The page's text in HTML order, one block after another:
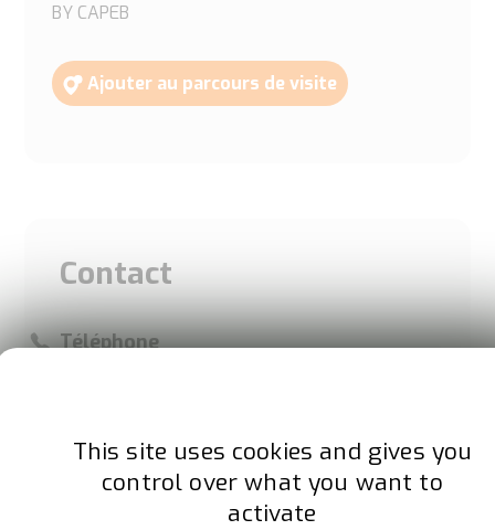
BY CAPEB
Ajouter au parcours de visite
Contact
Téléphone
2 rue Béranger
75003 PARIS
This site uses cookies and gives you
control over what you want to
activate